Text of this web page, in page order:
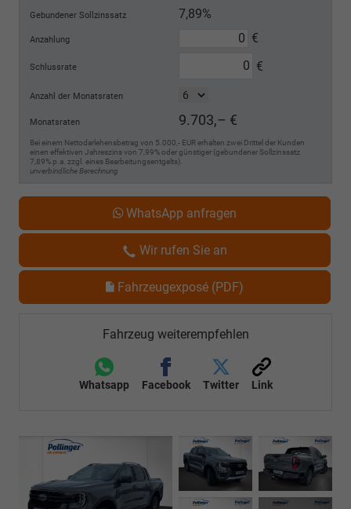
Gebundener Sollzinssatz 7,89%
Anzahlung €
Schlussrate €
Anzahl der Monatsraten
Monatsraten 9.703,– €
Bei einem Nettodarlehensbetrag von 5.000,- EUR erhalten zwei Drittel der Kunden
einen effektiven Jahreszins von 7,99% oder günstiger (gebundener Sollzinssatz
7,89% p.a. zzgl. eines Bearbeitungsentgelts).
unverbindliche Berechnung
WhatsApp anfragen
Wir rufen Sie an
Fahrzeugexposé (PDF)
Fahrzeug weiterempfehlen
Whatsapp Facebook Twitter Link